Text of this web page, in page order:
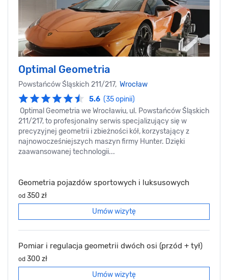
Optimal Geometria
Powstańców Śląskich 211/217, Wrocław
5.6 (35 opinii)
Optimal Geometria we Wrocławiu, ul. Powstańców Śląskich
211/217, to profesjonalny serwis specjalizujący się w
precyzyjnej geometrii i zbieżności kół, korzystający z
najnowocześniejszych maszyn firmy Hunter. Dzięki
zaawansowanej technologii...
Geometria pojazdów sportowych i luksusowych
od 350 zł
Umów wizytę
Pomiar i regulacja geometrii dwóch osi (przód + tył)
od 300 zł
Umów wizytę